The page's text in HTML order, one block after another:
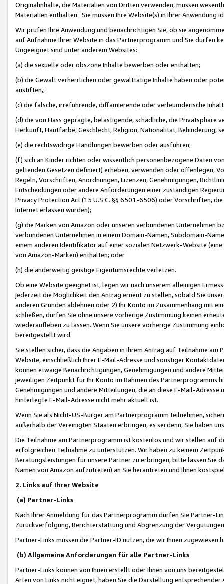
Originalinhalte, die Materialien von Dritten verwenden, müssen
Materialien enthalten. Sie müssen Ihre Website(s) in Ihrer Anwendung
Wir prüfen Ihre Anwendung und benachrichtigen Sie, ob sie
auf Aufnahme Ihrer Website in das Partnerprogramm und Sie dürfen
Ungeeignet sind unter anderem Websites:
(a) die sexuelle oder obszöne Inhalte bewerben oder enthalten;
(b) die Gewalt verherrlichen oder gewalttätige Inhalte haben oder
anstiften,;
(c) die falsche, irreführende, diffamierende oder verleumderische
(d) die von Hass geprägte, belästigende, schädliche, die Privatsphäre
Herkunft, Hautfarbe, Geschlecht, Religion, Nationalität, Behinderung,
(e) die rechtswidrige Handlungen bewerben oder ausführen;
(f) sich an Kinder richten oder wissentlich personenbezogene Daten
geltenden Gesetzen definiert) erheben, verwenden oder offenlegen,
Regeln, Vorschriften, Anordnungen, Lizenzen, Genehmigungen,
Entscheidungen oder andere Anforderungen einer zuständigen
Privacy Protection Act (15 U.S.C. §§ 6501-6506) oder Vorschriften,
Internet erlassen wurden);
(g) die Marken von Amazon oder unseren verbundenen Unternehmen
verbundenen Unternehmen in einem Domain-Namen, Subdomain-
einem anderen Identifikator auf einer sozialen Netzwerk-Website
von Amazon-Marken) enthalten; oder
(h) die anderweitig geistige Eigentumsrechte verletzen.
Ob eine Website geeignet ist, legen wir nach unserem alleinigen
jederzeit die Möglichkeit den Antrag erneut zu stellen, sobald Sie
anderen Gründen ablehnen oder 2) Ihr Konto im Zusammenhang mit
schließen, dürfen Sie ohne unsere vorherige Zustimmung keinen
wiederaufleben zu lassen. Wenn Sie unsere vorherige Zustimmung
bereitgestellt wird.
Sie stellen sicher, dass die Angaben in Ihrem Antrag auf Teilnahme
Website, einschließlich Ihrer E-Mail-Adresse und sonstiger
können etwaige Benachrichtigungen, Genehmigungen und andere
jeweiligen Zeitpunkt für Ihr Konto im Rahmen des Partnerprogramms
Genehmigungen und andere Mitteilungen, die an diese E-Mail-
hinterlegte E-Mail-Adresse nicht mehr aktuell ist.
Wenn Sie als Nicht-US-Bürger am Partnerprogramm teilnehmen,
außerhalb der Vereinigten Staaten erbringen, es sei denn, Sie haben
Die Teilnahme am Partnerprogramm ist kostenlos und wir stellen auf
erfolgreichen Teilnahme zu unterstützen. Wir haben zu keinem
Beratungsleistungen für unsere Partner zu erbringen; bitte lassen Sie
Namen von Amazon aufzutreten) an Sie herantreten und Ihnen
2. Links auf Ihrer Website
(a) Partner-Links
Nach Ihrer Anmeldung für das Partnerprogramm dürfen Sie Partner-
Zurückverfolgung, Berichterstattung und Abgrenzung der
Partner-Links müssen die Partner-ID nutzen, die wir Ihnen zugewiesen
(b) Allgemeine Anforderungen für alle Partner-Links
Partner-Links können von Ihnen erstellt oder Ihnen von uns
Arten von Links nicht eignet, haben Sie die Darstellung